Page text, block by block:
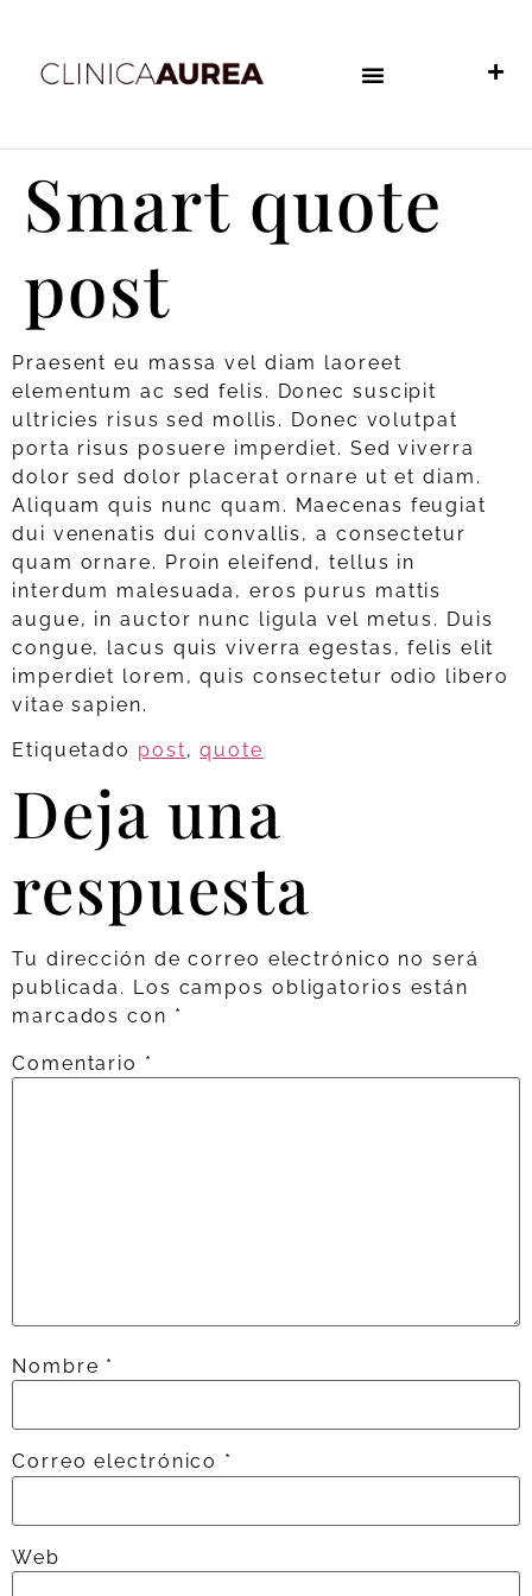
Smart quote
post
Praesent eu massa vel diam laoreet
elementum ac sed felis. Donec suscipit
ultricies risus sed mollis. Donec volutpat
porta risus posuere imperdiet. Sed viverra
dolor sed dolor placerat ornare ut et diam.
Aliquam quis nunc quam. Maecenas feugiat
dui venenatis dui convallis, a consectetur
quam ornare. Proin eleifend, tellus in
interdum malesuada, eros purus mattis
augue, in auctor nunc ligula vel metus. Duis
congue, lacus quis viverra egestas, felis elit
imperdiet lorem, quis consectetur odio libero
vitae sapien.
Etiquetado post,quote
Deja una
respuesta
Tu dirección de correo electrónico no será
publicada. Los campos obligatorios están
marcados con *
Comentario *
Nombre *
Correo electrónico *
Web